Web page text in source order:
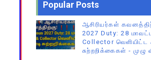
Popular Posts
ஆசிரியர்கள்
2027 Duty: 28
Collector வெளியிட்ட
சுற்றறிக்கைகள் - முழு